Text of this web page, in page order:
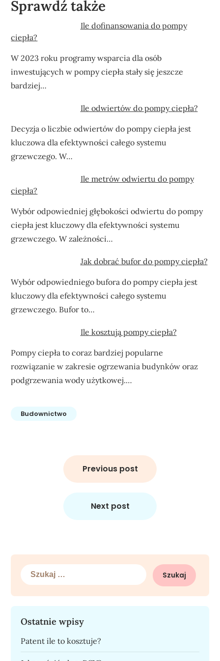
Sprawdź także
Ile dofinansowania do pompy
ciepła?
W 2023 roku programy wsparcia dla osób
inwestujących w pompy ciepła stały się jeszcze
bardziej…
Ile odwiertów do pompy ciepła?
Decyzja o liczbie odwiertów do pompy ciepła jest
kluczowa dla efektywności całego systemu
grzewczego. W…
Ile metrów odwiertu do pompy
ciepła?
Wybór odpowiedniej głębokości odwiertu do pompy
ciepła jest kluczowy dla efektywności systemu
grzewczego. W zależności…
Jak dobrać bufor do pompy ciepła?
Wybór odpowiedniego bufora do pompy ciepła jest
kluczowy dla efektywności całego systemu
grzewczego. Bufor to…
Ile kosztują pompy ciepła?
Pompy ciepła to coraz bardziej popularne
rozwiązanie w zakresie ogrzewania budynków oraz
podgrzewania wody użytkowej.…
Budownictwo
Previous post
Next post
Szukaj:
Ostatnie wpisy
Patent ile to kosztuje?